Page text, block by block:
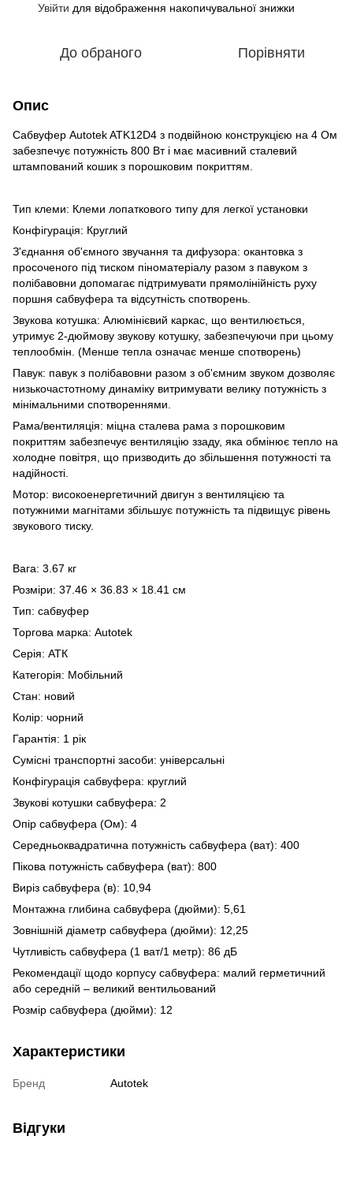
Увійти для відображення накопичувальної знижки
До обраного Порівняти
Опис
Сабвуфер Autotek ATK12D4 з подвійною конструкцією на 4 Ом
забезпечує потужність 800 Вт і має масивний сталевий
штампований кошик з порошковим покриттям.
Тип клеми: Клеми лопаткового типу для легкої установки
Конфігурація: Круглий
З'єднання об'ємного звучання та дифузора: окантовка з
просоченого під тиском піноматеріалу разом з павуком з
полібавовни допомагає підтримувати прямолінійність руху
поршня сабвуфера та відсутність спотворень.
Звукова котушка: Алюмінієвий каркас, що вентилюється,
утримує 2-дюймову звукову котушку, забезпечуючи при цьому
теплообмін. (Менше тепла означає менше спотворень)
Павук: павук з полібавовни разом з об'ємним звуком дозволяє
низькочастотному динаміку витримувати велику потужність з
мінімальними спотвореннями.
Рама/вентиляція: міцна сталева рама з порошковим
покриттям забезпечує вентиляцію ззаду, яка обмінює тепло на
холодне повітря, що призводить до збільшення потужності та
надійності.
Мотор: високоенергетичний двигун з вентиляцією та
потужними магнітами збільшує потужність та підвищує рівень
звукового тиску.
Вага: 3.67 кг
Розміри: 37.46 × 36.83 × 18.41 см
Тип: сабвуфер
Торгова марка: Autotek
Серія: АТК
Категорія: Мобільний
Стан: новий
Колір: чорний
Гарантія: 1 рік
Сумісні транспортні засоби: універсальні
Конфігурація сабвуфера: круглий
Звукові котушки сабвуфера: 2
Опір сабвуфера (Ом): 4
Середньоквадратична потужність сабвуфера (ват): 400
Пікова потужність сабвуфера (ват): 800
Виріз сабвуфера (в): 10,94
Монтажна глибина сабвуфера (дюйми): 5,61
Зовнішній діаметр сабвуфера (дюйми): 12,25
Чутливість сабвуфера (1 ват/1 метр): 86 дБ
Рекомендації щодо корпусу сабвуфера: малий герметичний
або середній – великий вентильований
Розмір сабвуфера (дюйми): 12
Характеристики
Бренд Autotek
Відгуки